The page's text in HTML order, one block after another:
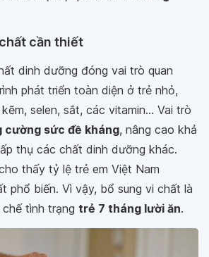
cần thiết
dinh dưỡng đóng vai trò quan
phát triển toàn diện ở trẻ nhỏ,
selen, sắt, các vitamin... Vai trò
cường sức đề kháng, nâng cao khả
thụ các chất dinh dưỡng khác.
thấy tỷ lệ trẻ em Việt Nam
phổ biến. Vì vậy, bổ sung vi chất là
tình trạng trẻ 7 tháng lười ăn.